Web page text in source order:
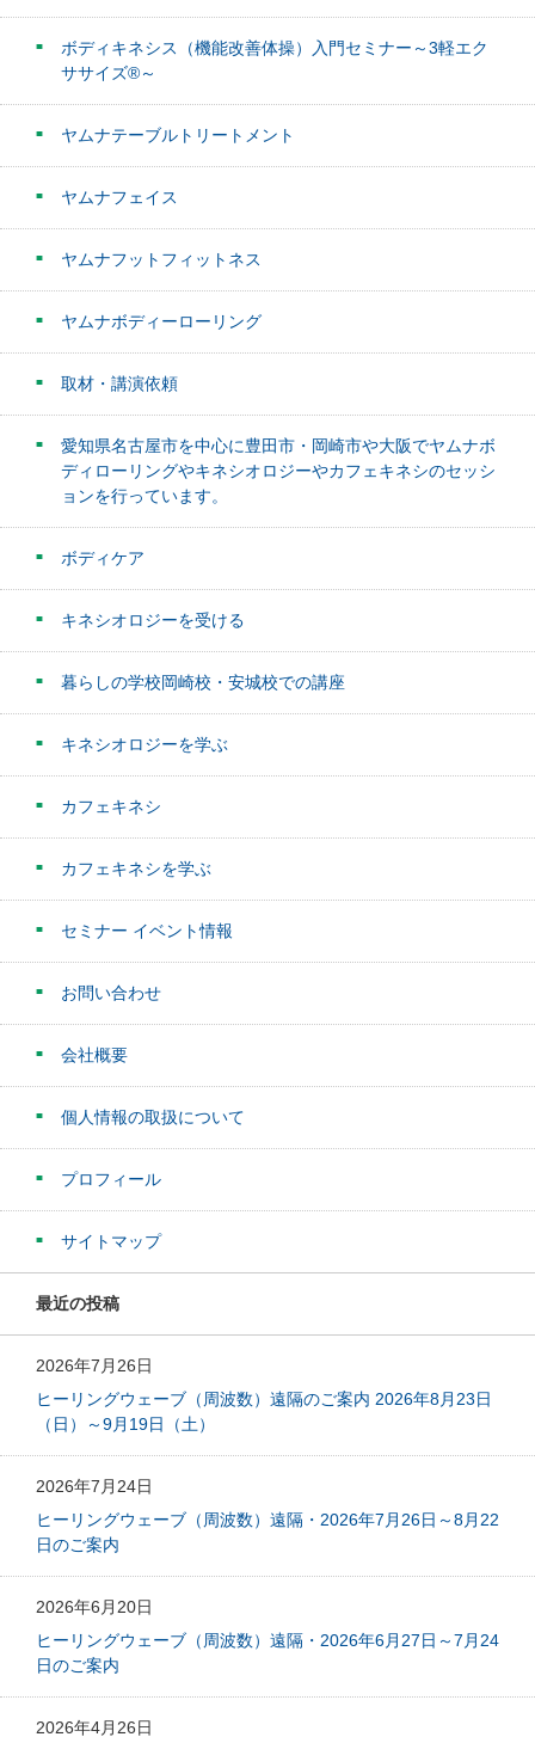
ボディキネシス（機能改善体操）入門セミナー～3軽エク
ササイズ®～
ヤムナテーブルトリートメント
ヤムナフェイス
ヤムナフットフィットネス
ヤムナボディーローリング
取材・講演依頼
愛知県名古屋市を中心に豊田市・岡崎市や大阪でヤムナボ
ディローリングやキネシオロジーやカフェキネシのセッシ
ョンを行っています。
ボディケア
キネシオロジーを受ける
暮らしの学校岡崎校・安城校での講座
キネシオロジーを学ぶ
カフェキネシ
カフェキネシを学ぶ
セミナー イベント情報
お問い合わせ
会社概要
個人情報の取扱について
プロフィール
サイトマップ
最近の投稿
2026年7月26日
ヒーリングウェーブ（周波数）遠隔のご案内 2026年8月23日
（日）～9月19日（土）
2026年7月24日
ヒーリングウェーブ（周波数）遠隔・2026年7月26日～8月22
日のご案内
2026年6月20日
ヒーリングウェーブ（周波数）遠隔・2026年6月27日～7月24
日のご案内
2026年4月26日